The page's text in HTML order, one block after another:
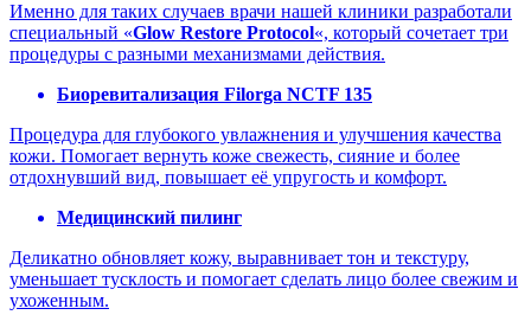
Именно для таких случаев врачи нашей клиники разработали
специальный «Glow Restore Protocol«, который сочетает три
процедуры с разными механизмами действия.
Биоревитализация Filorga NCTF 135
Процедура для глубокого увлажнения и улучшения качества
кожи. Помогает вернуть коже свежесть, сияние и более
отдохнувший вид, повышает её упругость и комфорт.
Медицинский пилинг
Деликатно обновляет кожу, выравнивает тон и текстуру,
уменьшает тусклость и помогает сделать лицо более свежим и
ухоженным.